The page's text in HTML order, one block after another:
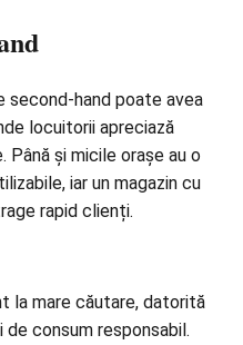
second-hand poate avea
locuitorii apreciază
și micile orașe au o
iar un magazin cu
rapid clienți.
la mare căutare, datorită
consum responsabil.